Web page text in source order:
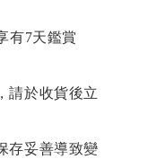
有7天鑑賞
請於收貨後立
存妥善導致變